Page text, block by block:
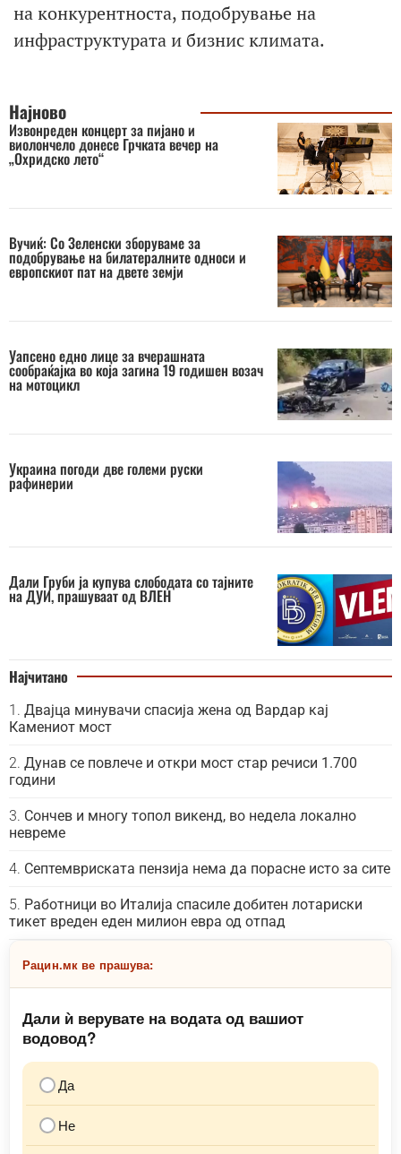
на конкурентноста, подобрување на
инфраструктурата и бизнис климата.
Најново
Извонреден концерт за пијано и
виолончело донесе Грчката вечер на
„Охридско лето“
Вучиќ: Со Зеленски зборуваме за
подобрување на билатералните односи и
европскиот пат на двете земји
Уапсено едно лице за вчерашната
сообраќајка во која загина 19 годишен возач
на мотоцикл
Украина погоди две големи руски
рафинерии
Дали Груби ја купува слободата со тајните
на ДУИ, прашуваат од ВЛЕН
Најчитано
Двајца минувачи спасија жена од Вардар кај
Камениот мост
Дунав се повлече и откри мост стар речиси 1.700
години
Сончев и многу топол викенд, во недела локално
невреме
Септемвриската пензија нема да порасне исто за сите
Работници во Италија спасиле добитен лотариски
тикет вреден еден милион евра од отпад
Рацин.мк ве прашува:
Дали ѝ верувате на водата од вашиот
водовод?
Да
Не